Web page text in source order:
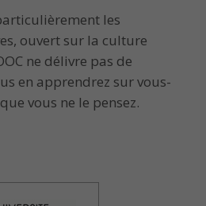
les
ouvert sur la culture
ne délivre pas de
en apprendrez sur vous-
vous ne le pensez.